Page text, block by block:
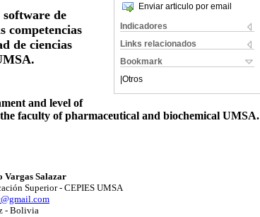
Enviar articulo por email
Indicadores
Links relacionados
Bookmark
Otros
de
competencias
de ciencias
and level of
faculty of pharmaceutical and biochemical UMSA.
Vargas Salazar
Superior - CEPIES UMSA
- Bolivia